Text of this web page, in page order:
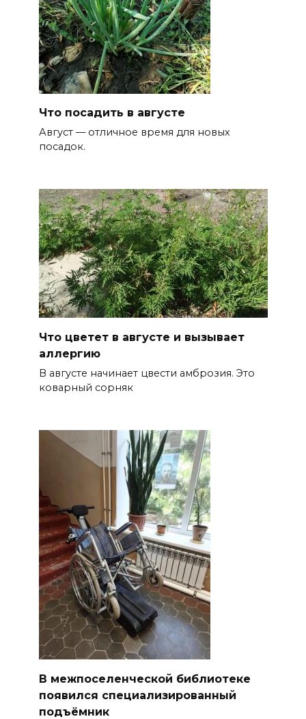
Что посадить в августе
Август — отличное время для новых
посадок.
Что цветет в августе и вызывает
аллергию
В августе начинает цвести амброзия. Это
коварный сорняк
В межпоселенческой библиотеке
появился специализированный
подъёмник